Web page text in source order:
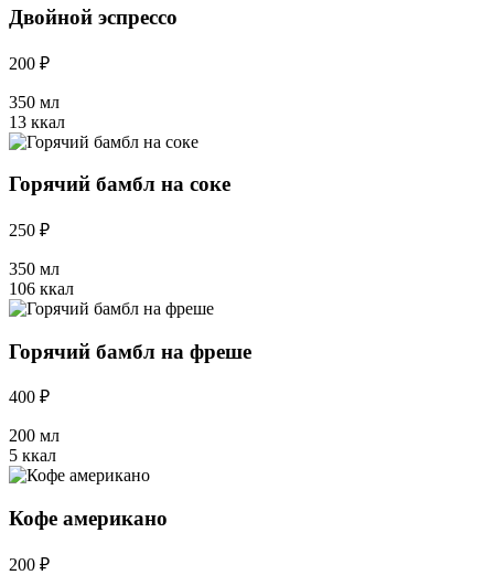
Двойной эспрессо
200 ₽
350 мл
13 ккал
Горячий бамбл на соке
250 ₽
350 мл
106 ккал
Горячий бамбл на фреше
400 ₽
200 мл
5 ккал
Кофе американо
200 ₽